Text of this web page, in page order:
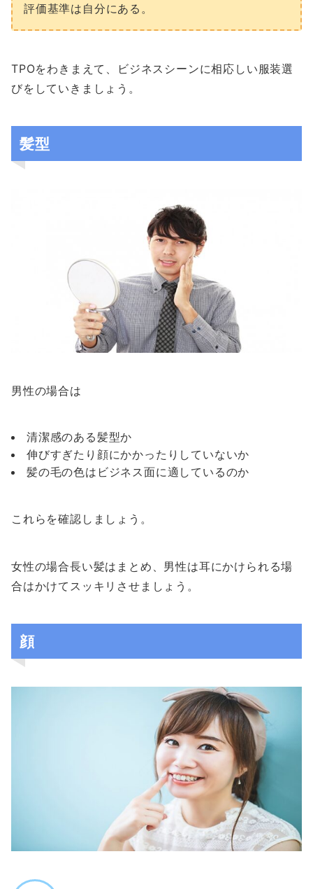
評価基準は自分にある。
TPOをわきまえて、ビジネスシーンに相応しい服装選
びをしていきましょう。
髪型
男性の場合は
清潔感のある髪型か
伸びすぎたり顔にかかったりしていないか
髪の毛の色はビジネス面に適しているのか
これらを確認しましょう。
女性の場合長い髪はまとめ、男性は耳にかけられる場
合はかけてスッキリさせましょう。
顔